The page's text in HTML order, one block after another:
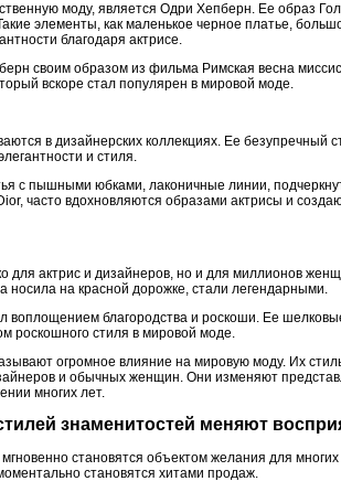
моду, является Одри Хепберн. Ее образ
элементы, как маленькое черное платье,
благодаря актрисе.
своим образом из фильма Римская весна
вскоре стал популярен в мировой моде.
в дизайнерских коллекциях. Ее безупречный
и стиля.
с пышными юбками, лаконичные линии,
часто вдохновляются образами актрисы и
для актрис и дизайнеров, но и для миллионов
на красной дорожке, стали легендарными.
благородства и роскоши. Ее
роскошного стиля в мировой моде.
огромное влияние на мировую моду. Их
и обычных женщин. Они изменяют
многих лет.
знаменитостей меняют
становятся объектом желания для
становятся хитами продаж.